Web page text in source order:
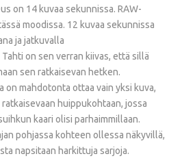
on 14 kuvaa sekunnissa. RAW-
moodissa. 12 kuvaa sekunnissa
ja jatkuvalla
on sen verran kiivas, että sillä
sen ratkaisevan hetken.
on mahdotonta ottaa vain yksi kuva,
huippukohtaan, jossa
kaari olisi parhaimmillaan.
pohjassa kohteen ollessa näkyvillä,
napsitaan harkittuja sarjoja.